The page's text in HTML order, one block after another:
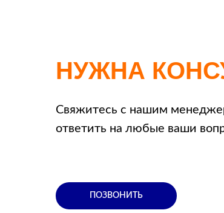
НУЖНА
Свяжитесь с нашим
ответить на любые ваши
ПОЗВОНИТЬ